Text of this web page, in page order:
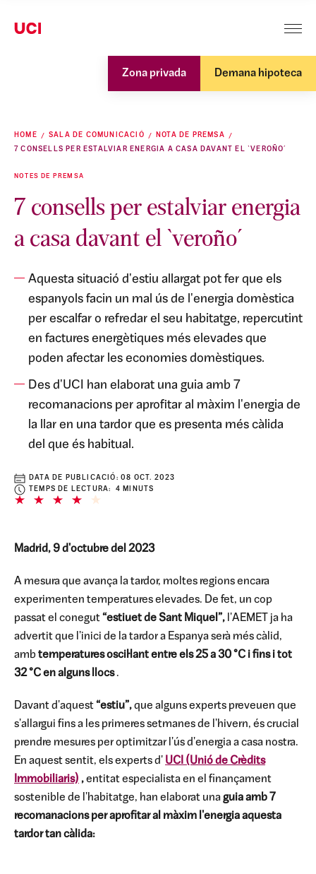
Zona privada Demana hipoteca
HOME SALA DE COMUNICACIÓ
NOTA DE PREMSA
7 CONSELLS PER ESTALVIAR ENERGIA A CASA DAVANT EL `VEROÑO´
NOTES DE PREMSA
7 consells per estalviar energia
a casa davant el `veroño´
Aquesta situació d'estiu allargat pot fer que els
espanyols facin un mal ús de l'energia domèstica
per escalfar o refredar el seu habitatge, repercutint
en factures energètiques més elevades que
poden afectar les economies domèstiques.
Des d'UCI han elaborat una guia amb 7
recomanacions per aprofitar al màxim l'energia de
la llar en una tardor que es presenta més càlida
del que és habitual.
DATA DE PUBLICACIÓ: 08 OCT. 2023
TEMPS DE LECTURA: 4 MINUTS
Madrid, 9 d'octubre del 2023
A mesura que avança la tardor, moltes regions encara
experimenten temperatures elevades. De fet, un cop
passat el conegut“estiuet de Sant Miquel”, l'AEMET ja ha
advertit que l'inici de la tardor a Espanya serà més càlid,
ambtemperatures oscil·lant entre els 25 a 30 °C i fins i tot
32 °C en alguns llocs.
Davant d'aquest“estiu”,que alguns experts preveuen que
s'allargui fins a les primeres setmanes de l'hivern, és crucial
prendre mesures per optimitzar l'ús d'energia a casa nostra.
En aquest sentit, els experts d' UCI (Unió de Crèdits
Immobiliaris) ,entitat especialista en el finançament
sostenible de l'habitatge, han elaborat unaguia amb 7
recomanacions per aprofitar al màxim l'energia aquesta
tardor tan càlida: